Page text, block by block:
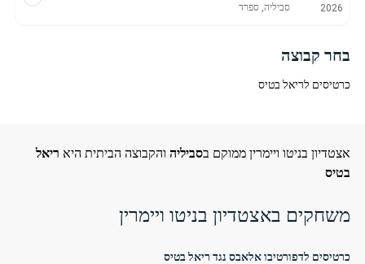
2026
סביליה, ספרד
בחר קבוצה
כרטיסים לריאל בטיס
אצטדיון בניטו ויימרין ממוקם בסביליה והקבוצה הביתית היא ריאל
בטיס
משחקים באצטדיון בניטו ויימרין
כרטיסים לדפורטיבו אלאבס נגד ריאל בטיס